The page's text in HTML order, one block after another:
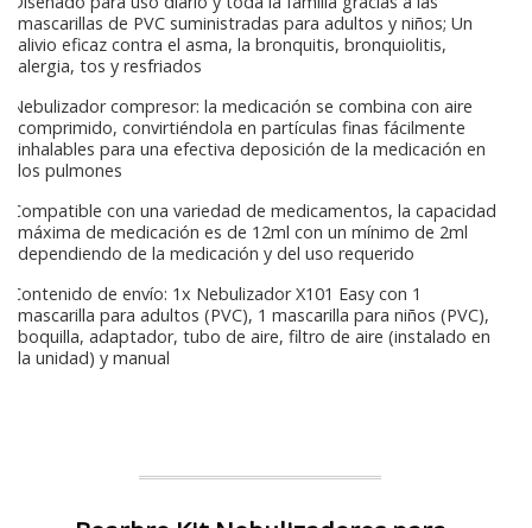
mascarillas de PVC suministradas para adultos y niños; Un
alivio eficaz contra el asma, la bronquitis, bronquiolitis,
alergia, tos y resfriados
Nebulizador compresor: la medicación se combina con aire
comprimido, convirtiéndola en partículas finas fácilmente
inhalables para una efectiva deposición de la medicación en
los pulmones
Compatible con una variedad de medicamentos, la capacidad
máxima de medicación es de 12ml con un mínimo de 2ml
dependiendo de la medicación y del uso requerido
Contenido de envío: 1x Nebulizador X101 Easy con 1
mascarilla para adultos (PVC), 1 mascarilla para niños (PVC),
boquilla, adaptador, tubo de aire, filtro de aire (instalado en
la unidad) y manual